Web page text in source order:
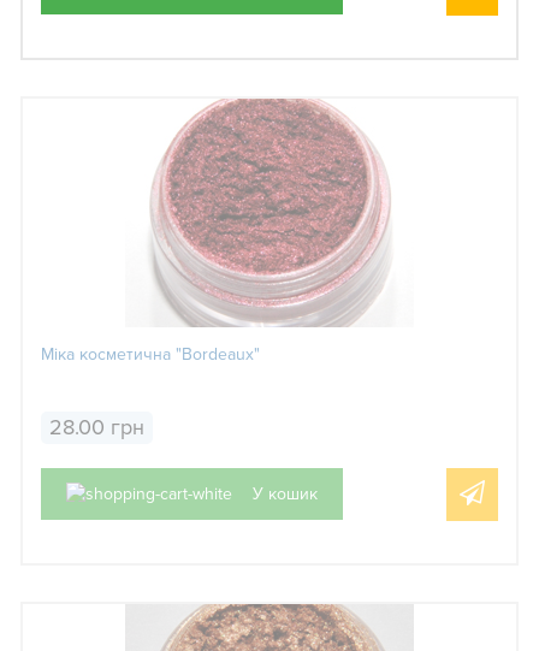
Міка косметична "Bordeaux"
28.00 грн
У кошик